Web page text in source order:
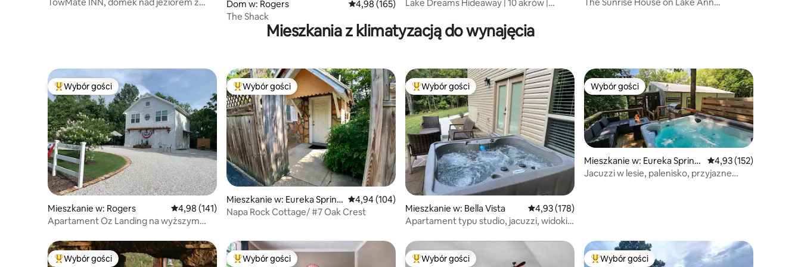
Dom w: Rogers Średnia ocena: 4,98 na 5, liczba recenzji: 165
4,98 (165)
The Shack
Lake Dreams Hideaway | 10 akrów |
Mieszkania z klimatyzacją do wynajęcia
Najpopularniejsze z kategorii Wybór gości
Wybór gości
Mieszkanie w: Rogers Średnia ocena: 4,98 na 5, liczba recenzji: 141
4,98 (141)
Apartament Oz Landing na wyższym
Najpopularniejsze z kategorii Wybór gości
Wybór gości
Mieszkanie w: Eureka Spring
s
Średnia ocena: 4,94 na 5, liczba recenzji: 104
4,94 (104)
Napa Rock Cottage/ #7 Oak Crest
Najpopularniejsze z kategorii Wybór gości
Wybór gości
Mieszkanie w: Bella Vista Średnia ocena: 4,93 na 5, liczba recenzji: 178
4,93 (178)
Apartament typu studio, jacuzzi, widoki
Wybór gości
Wybór gości
Mieszkanie w: Eureka Spring
s
Średnia ocena: 4,93
4,93 (152)
Jacuzzi w lesie, palenisko, przyjazne
Najpopularniejsze z kategorii Wybór gości
Wybór gości Najpopularniejsze z kategorii Wybór gości
Wybór gości Najpopularniejsze z kategorii Wybór gości
Wybór gości Najpopularniejsze z kategorii Wybór gości
Wybór gości